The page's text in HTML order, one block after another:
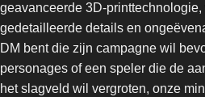
geavanceerde 3D-printtechnologie,
gedetailleerde details en
DM bent die zijn campagne wil
personages of een speler die de
het slagveld wil vergroten, onze